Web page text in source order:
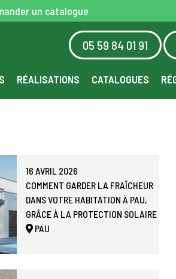
un catalogue
05 59 84 01 91
RÉALISATIONS CATALOGUES
16 AVRIL 2026
COMMENT GARDER LA FRAÎCHEUR
DANS VOTRE HABITATION À PAU,
GRÂCE À LA PROTECTION SOLAIRE
PAU